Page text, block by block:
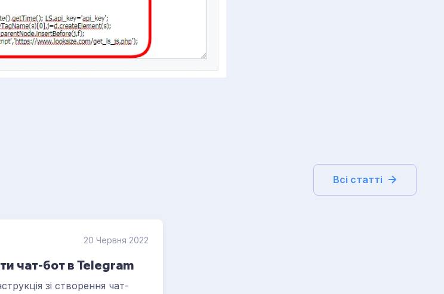
Всі статті
20 Червня 2022
чат-бот в Telegram
зі створення чат-